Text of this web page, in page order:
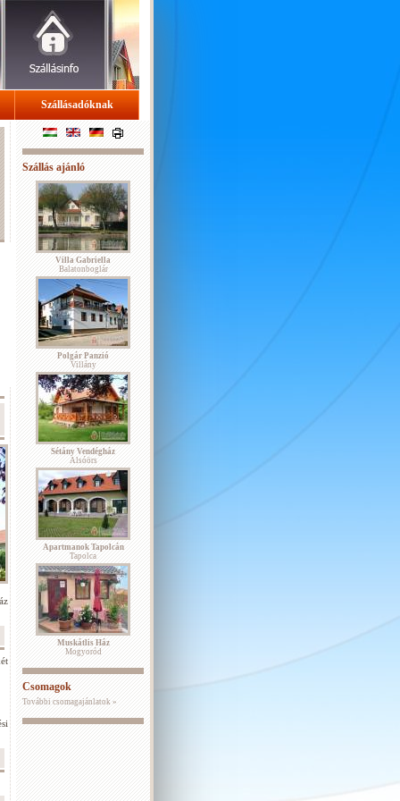
Szállásadóknak
Szállás ajánló
Villa Gabriella
Balatonboglár
Polgár Panzió
Villány
Sétány Vendégház
Alsóörs
Apartmanok Tapolcán
Tapolca
Muskátlis Ház
Mogyoród
Csomagok
További csomagajánlatok »